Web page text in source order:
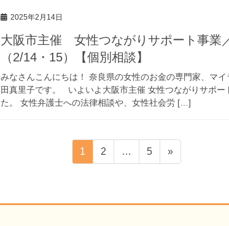
2025年2月14日
大阪市主催 女性つながりサポート事業
（2/14・15）【個別相談】
みなさんこんにちは！ 奈良県の女性のお金の専門家、マ
田真里子です。 いよいよ大阪市主催 女性つながりサポー
た。 女性弁護士への法律相談や、女性社会労 […]
固
定
1
固
定
2 …
固
定
5 »